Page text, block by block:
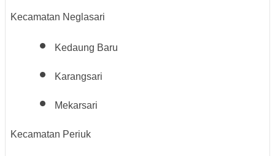
Kecamatan Neglasari
Kedaung Baru
Karangsari
Mekarsari
Kecamatan Periuk